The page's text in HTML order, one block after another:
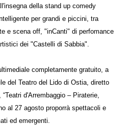
della stand up comedy
per grandi e piccini, tra
e scena off, "inCanti" di perfomance
dei "Castelli di Sabbia".
completamente gratuito, a
del Teatro del Lido di Ostia, diretto
d'Arrembaggio – Piraterie,
al 27 agosto proporrà spettacoli e
ed emergenti.